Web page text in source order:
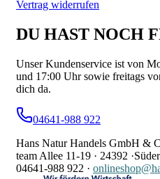
Vertrag widerrufen
DU HAST NOCH
Unser Kundenservice ist von
und 17:00 Uhr sowie freitags
dich da.
04641-988 922
Hans Natur Handels GmbH &
team Allee 11-19 · 24392 ·
04641-988 922 ·